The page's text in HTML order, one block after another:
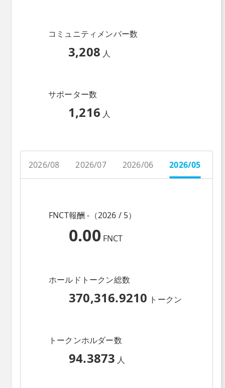
コミュニティメンバー数
3,208 人
サポーター数
1,216 人
2026/08 2026/07 2026/06 2026/05
FNCT報酬 -（2026 / 5）
0.00 FNCT
ホールドトークン総数
370,316.9210 トークン
トークンホルダー数
94.3873 人